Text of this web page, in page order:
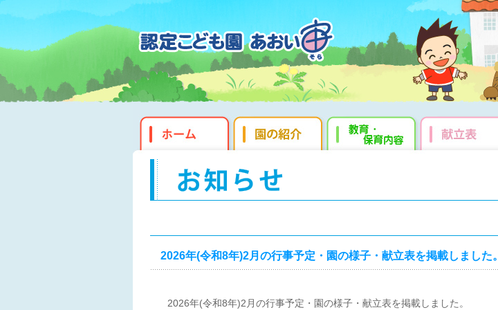
2026年(令和8年)2月の行事予定・園の様子・献立表を掲載しました。
2026年(令和8年)2月の行事予定・園の様子・献立表を掲載しました。